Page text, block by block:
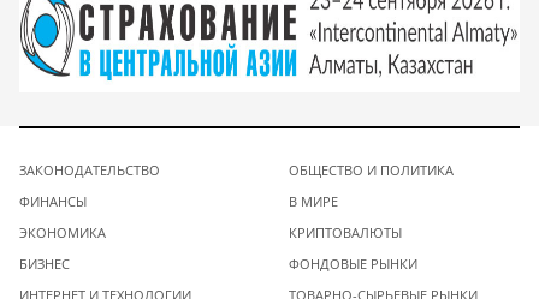
ЗАКОНОДАТЕЛЬСТВО
ФИНАНСЫ
ЭКОНОМИКА
БИЗНЕС
ИНТЕРНЕТ И ТЕХНОЛОГИИ
ОБЩЕСТВО И ПОЛИТИКА
В МИРЕ
КРИПТОВАЛЮТЫ
ФОНДОВЫЕ РЫНКИ
ТОВАРНО-СЫРЬЕВЫЕ РЫНКИ